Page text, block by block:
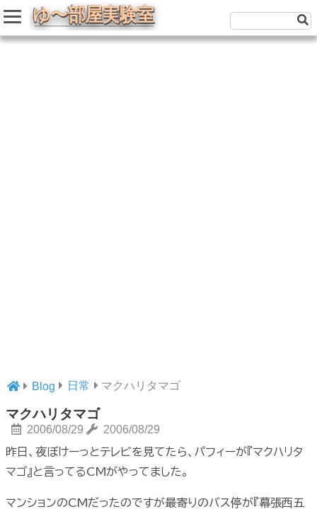
Blog 日常 マクハリタマゴ
マクハリタマゴ
2006/08/29 2006/08/29
昨日、夜ぼけーっとテレビを見てたら、パフィーが『マクハリタ
マゴ』と言ってるCMがやってました。
マンションのCMだったのですが最寄りのバス停が『幕張西五